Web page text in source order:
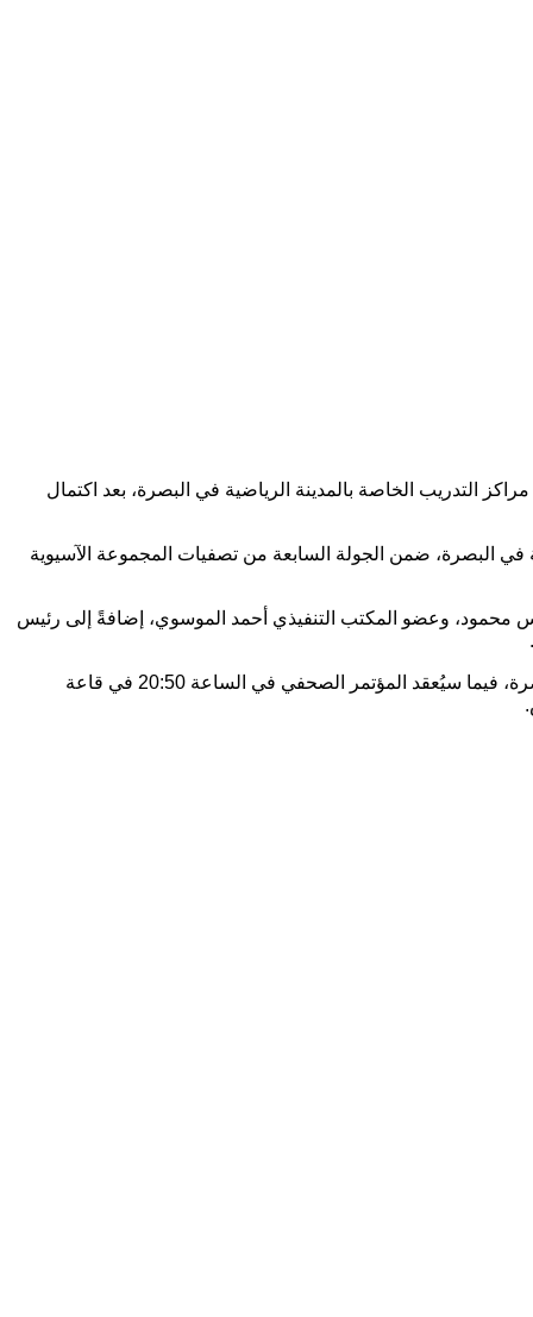
التدريب الخاصة بالمدينة الرياضية في البصرة، بعد اكتمال
ستقام يوم الخميس المقبل في تمام الساعة 21:15 ليلاً، على ملعب جذع النخلة في البصرة، ضمن الجولة السابعة من تصفيات المجموعة الآسيوية
محمود، وعضو المكتب التنفيذي أحمد الموسوي، إضافةً إلى رئيس
وفي سياق متصل، من المقرر أن يُعقد يوم غدٍ الأربعاء المؤتمر الفني الخاص بالمباراة في تمام الساعة 15:00 في فندق الموفمبيك بمدينة البصرة، فيما سيُعقد المؤتمر الصحفي في الساعة 20:50 في قاعة